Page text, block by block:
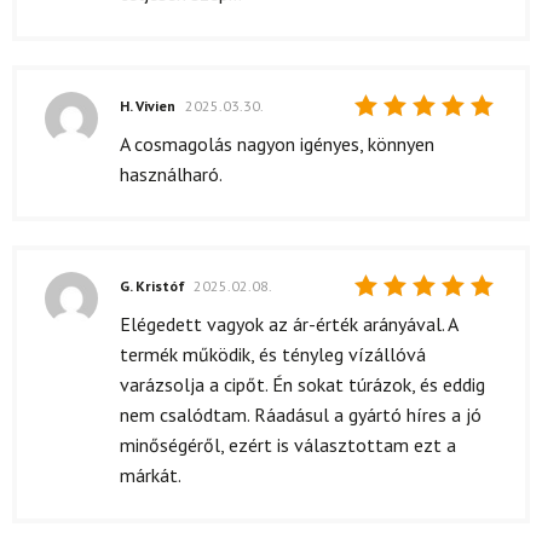
Értékelés:
5
/ 5
H. Vivien 2025.03.30.
A cosmagolás nagyon igényes, könnyen
használharó.
Értékelés:
/ 5
G. Kristóf 2025.02.08.
Elégedett vagyok az ár-érték arányával. A
termék működik, és tényleg vízállóvá
varázsolja a cipőt. Én sokat túrázok, és eddig
nem csalódtam. Ráadásul a gyártó híres a jó
minőségéről, ezért is választottam ezt a
márkát.